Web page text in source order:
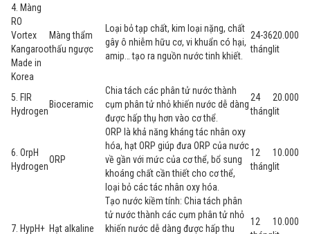
4. Màng
RO
Vortex
Kangaroo
Made in
Korea
Màng thẩm
thấu ngược
Loại bỏ tạp chất, kim loại nặng, chất
gây ô nhiễm hữu cơ, vi khuẩn có hại,
amip… tạo ra nguồn nước tinh khiết.
24-36
tháng
20.000
lit
5. FIR
Hydrogen
Bioceramic
Chia tách các phân tử nước thành
cụm phân tử nhỏ khiến nước dễ dàng
được hấp thụ hơn vào cơ thể.
24
tháng
20.000
lit
6. OrpH
Hydrogen
ORP
ORP là khả năng kháng tác nhân oxy
hóa, hạt ORP giúp đưa ORP của nước
về gần với mức của cơ thể, bổ sung
khoáng chất cần thiết cho cơ thể,
loại bỏ các tác nhân oxy hóa.
12
tháng
10.000
lit
7. HypH+ Hạt alkaline
Tạo nước kiềm tính: Chia tách phân
tử nước thành các cụm phân tử nhỏ
khiến nước dễ dàng được hấp thu
12
10.000